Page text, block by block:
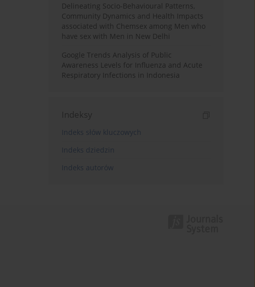
Delineating Socio-Behavioural Patterns,
Community Dynamics and Health Impacts
associated with Chemsex among Men who
have sex with Men in New Delhi
Google Trends Analysis of Public
Awareness Levels for Influenza and Acute
Respiratory Infections in Indonesia
Indeksy
Indeks słów kluczowych
Indeks dziedzin
Indeks autorów